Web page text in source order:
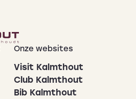
Onze websites
Visit Kalmthout
Club Kalmthout
Bib Kalmthout